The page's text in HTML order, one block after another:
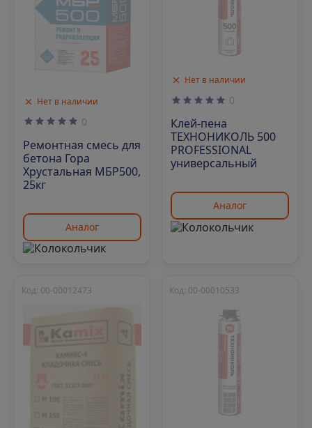
Нет в наличии
0
Ремонтная смесь для
бетона Гора
Хрустальная МБР500,
25кг
Аналог
Нет в наличии
0
Клей-пена
ТЕХНОНИКОЛЬ 500
PROFESSIONAL
универсальный
Аналог
Код: 00-00012473 Код: 00-00010533